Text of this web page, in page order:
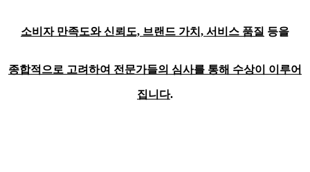
소비자 만족도와 신뢰도, 브랜드 가치, 서비스 품질 등을
종합적으로 고려하여 전문가들의 심사를 통해 수상이 이루어
집니다.